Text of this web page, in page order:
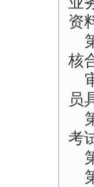
资
核
员
考